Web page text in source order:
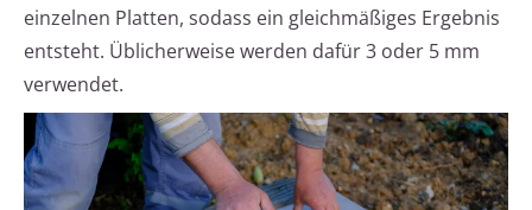
einzelnen Platten, sodass ein gleichmäßiges Ergebnis
entsteht. Üblicherweise werden dafür 3 oder 5 mm
verwendet.